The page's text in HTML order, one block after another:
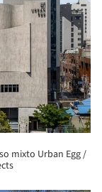
mixto Urban Egg /